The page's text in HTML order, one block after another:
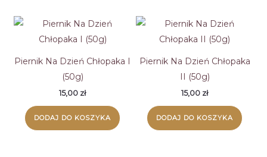
Piernik Na Dzień Chłopaka I
(50g)
15,00 zł
DODAJ DO KOSZYKA
Piernik Na Dzień Chłopaka
II (50g)
15,00 zł
DODAJ DO KOSZYKA